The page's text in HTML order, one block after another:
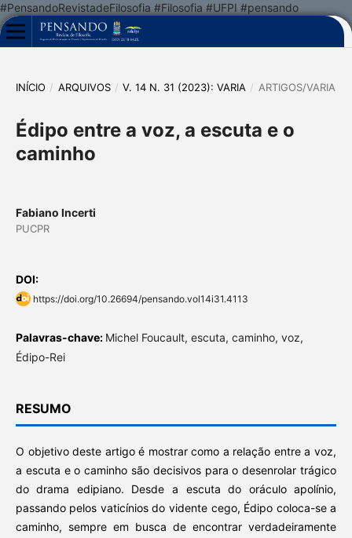
#PensandoRevistadeFilosofia #Filosofia #UFPI #pensando
INÍCIO / ARQUIVOS / V. 14 N. 31 (2023): VARIA / ARTIGOS/VARIA
Édipo entre a voz, a escuta e o
caminho
Fabiano Incerti
PUCPR
DOI:
https://doi.org/10.26694/pensando.vol14i31.4113
Palavras-chave: Michel Foucault, escuta, caminho, voz,
Édipo-Rei
RESUMO
O objetivo deste artigo é mostrar como a relação entre a voz,
a escuta e o caminho são decisivos para o desenrolar trágico
do drama edipiano. Desde a escuta do oráculo apolínio,
passando pelos vaticínios do vidente cego, Édipo coloca-se a
caminho, sempre em busca de encontrar verdadeiramente